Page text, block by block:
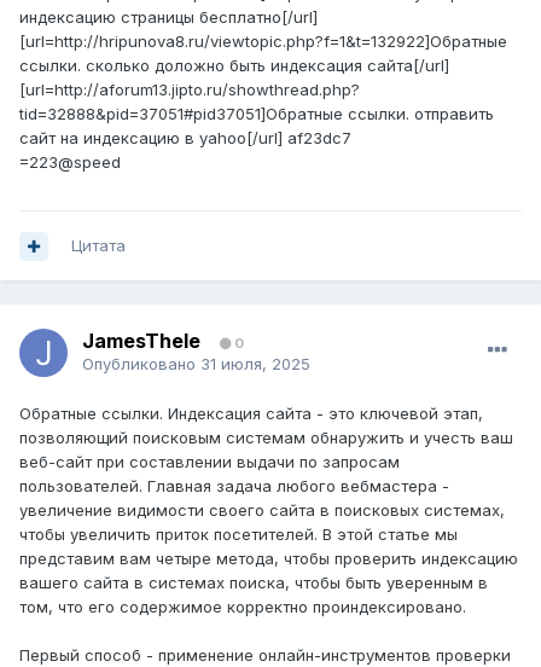
индексацию страницы бесплатно[/url]
[url=http://hripunova8.ru/viewtopic.php?f=1&t=132922]Обратные
ссылки. сколько доложно быть индексация сайта[/url]
[url=http://aforum13.jipto.ru/showthread.php?
tid=32888&pid=37051#pid37051]Обратные ссылки. отправить
сайт на индексацию в yahoo[/url] af23dc7
=223@speed
Цитата
JamesThele 0
Опубликовано 31 июля, 2025
Обратные ссылки. Индексация сайта - это ключевой этап,
позволяющий поисковым системам обнаружить и учесть ваш
веб-сайт при составлении выдачи по запросам
пользователей. Главная задача любого вебмастера -
увеличение видимости своего сайта в поисковых системах,
чтобы увеличить приток посетителей. В этой статье мы
представим вам четыре метода, чтобы проверить индексацию
вашего сайта в системах поиска, чтобы быть уверенным в
том, что его содержимое корректно проиндексировано.
Первый способ - применение онлайн-инструментов проверки